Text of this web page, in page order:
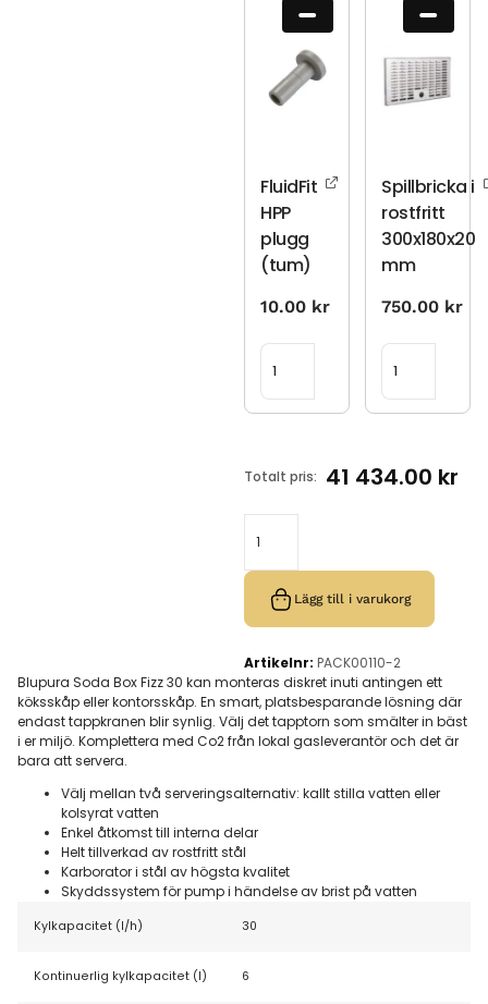
FluidFit
HPP
plugg
(tum)
10.00 kr
Spillbricka i
rostfritt
300x180x20
mm
750.00 kr
41 434.00 kr
Totalt pris:
Lägg till i varukorg
Artikelnr: PACK00110-2
Blupura Soda Box Fizz 30 kan monteras diskret inuti antingen ett
köksskåp eller kontorsskåp. En smart, platsbesparande lösning där
endast tappkranen blir synlig. Välj det tapptorn som smälter in bäst
i er miljö. Komplettera med Co2 från lokal gasleverantör och det är
bara att servera.
Välj mellan två serveringsalternativ: kallt stilla vatten eller
kolsyrat vatten
Enkel åtkomst till interna delar
Helt tillverkad av rostfritt stål
Karborator i stål av högsta kvalitet
Skyddssystem för pump i händelse av brist på vatten
Kylkapacitet (l/h) 30
Kontinuerlig kylkapacitet (l) 6